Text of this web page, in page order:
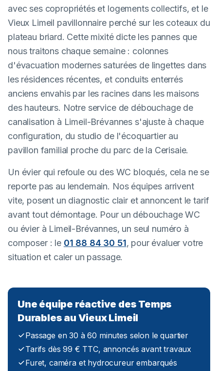
avec ses copropriétés et logements collectifs, et le
Vieux Limeil pavillonnaire perché sur les coteaux du
plateau briard. Cette mixité dicte les pannes que
nous traitons chaque semaine : colonnes
d'évacuation modernes saturées de lingettes dans
les résidences récentes, et conduits enterrés
anciens envahis par les racines dans les maisons
des hauteurs. Notre service de débouchage de
canalisation à Limeil-Brévannes s'ajuste à chaque
configuration, du studio de l'écoquartier au
pavillon familial proche du parc de la Cerisaie.
Un évier qui refoule ou des WC bloqués, cela ne se
reporte pas au lendemain. Nos équipes arrivent
vite, posent un diagnostic clair et annoncent le tarif
avant tout démontage. Pour un débouchage WC
ou évier à Limeil-Brévannes, un seul numéro à
composer : le 01 88 84 30 51, pour évaluer votre
situation et caler un passage.
Une équipe réactive des Temps
Durables au Vieux Limeil
Passage en 30 à 60 minutes selon le quartier
Tarifs dès 99 € TTC, annoncés avant travaux
Furet, caméra et hydrocureur embarqués